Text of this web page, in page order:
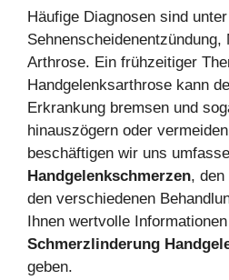
Häufige Diagnosen sind
Sehnenscheidenentzündung,
Arthrose. Ein frühzeitiger
Handgelenksarthrose kann
Erkrankung bremsen und
hinauszögern oder
beschäftigen wir uns
Handgelenkschmerzen, den
den verschiedenen
Ihnen wertvolle
Schmerzlinderung
geben.